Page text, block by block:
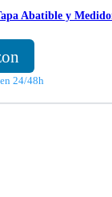
Abatible y
24/48h